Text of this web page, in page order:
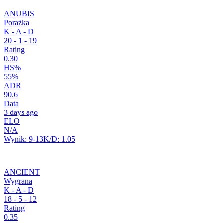
ANUBIS
Porażka
K - A - D
20 - 1 - 19
Rating
0.30
HS%
55%
ADR
90.6
Data
3 days ago
ELO
N/A
Wynik: 9-13K/D: 1.05
ANCIENT
Wygrana
K - A - D
18 - 5 - 12
Rating
0.35